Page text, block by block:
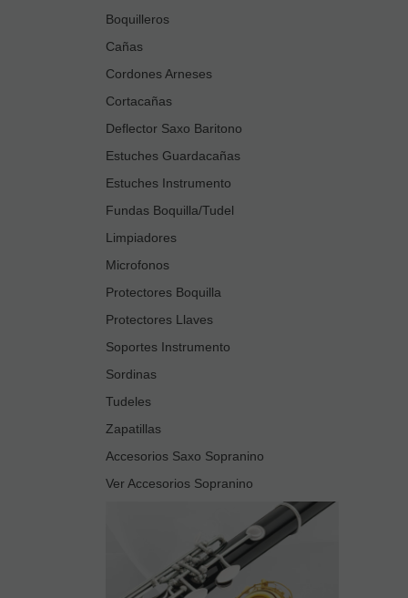
Boquilleros
Cañas
Cordones Arneses
Cortacañas
Deflector Saxo Baritono
Estuches Guardacañas
Estuches Instrumento
Fundas Boquilla/Tudel
Limpiadores
Microfonos
Protectores Boquilla
Protectores Llaves
Soportes Instrumento
Sordinas
Tudeles
Zapatillas
Accesorios Saxo Sopranino
Ver Accesorios Sopranino